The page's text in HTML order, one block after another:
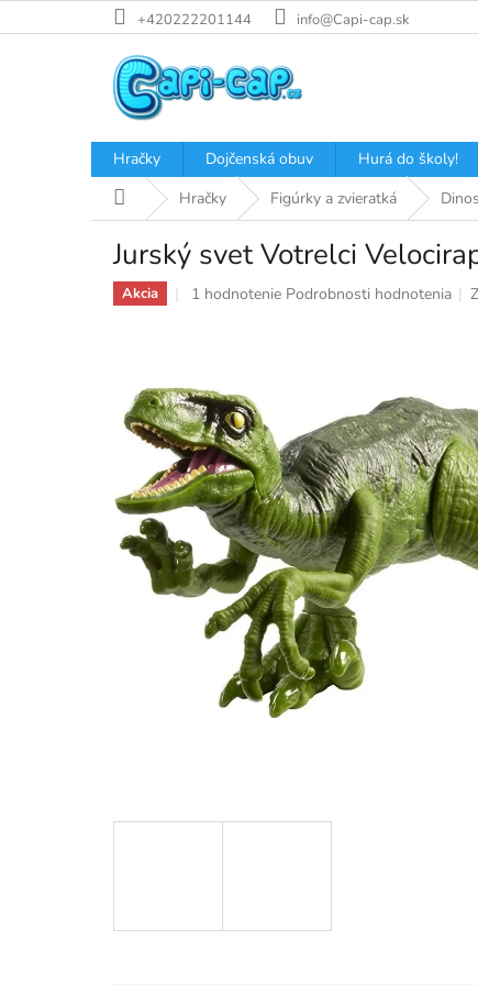
na
+420222201144 info@Capi-cap.sk
Hračky Dojčenská obuv Hurá do školy!
DomovHračky Figúrky a zvieratká
Jurský svet Votrelci
Akcia
Priemerné
z
5
hviezdičiek.
1 hodnotenie Podrobnosti hodnotenia